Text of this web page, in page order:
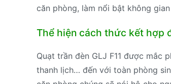
căn phòng, làm nổi bật không
Thể hiện cách thức kết hợp
Quạt trần đèn GLJ F11 được mắc
thanh lịch… đến với toàn phòng